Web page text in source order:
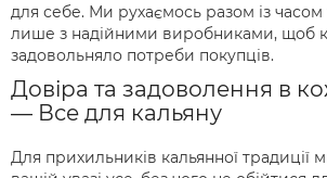
для себе. Ми рухаємось разом із
лише з надійними виробниками, щоб
задовольняло потреби покупців.
Довіра та задоволення в
— Все для кальяну
Для прихильників кальянної традиції